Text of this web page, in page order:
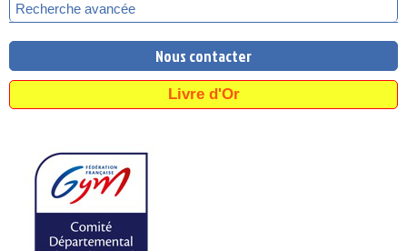
Recherche avancée
Nous contacter
Livre d'Or